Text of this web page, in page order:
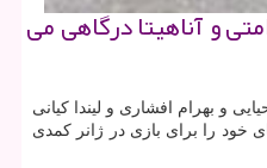
و آناهیتا درگاهی می
و بهرام افشاری و لیندا کیانی
خود را برای بازی در ژانر کمدی